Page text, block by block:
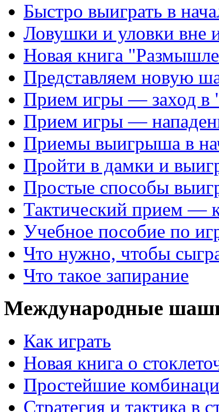
Быстро выиграть в
Ловушки и уловки вне
Новая книга
Представляем новую
Прием игры — заход в
Прием игры —
Приемы выигрыша в
Пройти в дамки и
Простые способы
Тактический прием —
Учебное пособие по
Что нужно, чтобы
Что такое запирание
Международные
Как играть
Новая книга о
Простейшие
Стратегия и тактика в